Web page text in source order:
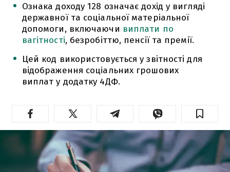
Ознака доходу 128 означає дохід у вигляді
державної та соціальної матеріальної
допомоги, включаючи виплати по
вагітності, безробіттю, пенсії та премії.
Цей код використовується у звітності для
відображення соціальних грошових
виплат у додатку 4ДФ.